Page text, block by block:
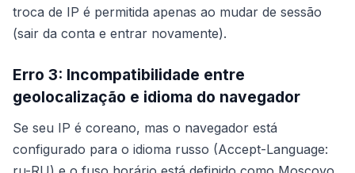
troca de IP é permitida apenas ao mudar de sessão
(sair da conta e entrar novamente).
Erro 3: Incompatibilidade entre
geolocalização e idioma do navegador
Se seu IP é coreano, mas o navegador está
configurado para o idioma russo (Accept-Language: